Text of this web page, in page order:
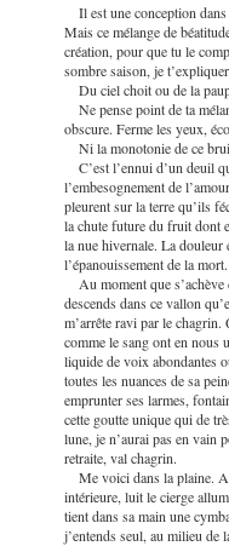
Il est une conception
Mais ce mélange de
création, pour que tu le
sombre saison, je
Du ciel choit ou de la
Ne pense point de ta
obscure. Ferme les yeux,
Ni la monotonie de ce
C’est l’ennui d’un deuil
l’embesognement de
pleurent sur la terre qu’ils
la chute future du fruit dont
la nue hivernale. La douleur
l’épanouissement de la mort.
Au moment que
descends dans ce vallon
m’arrête ravi par le chagrin.
comme le sang ont en nous
liquide de voix abondantes
toutes les nuances de sa
emprunter ses larmes,
cette goutte unique qui de
lune, je n’aurai pas en vain
retraite, val chagrin.
Me voici dans la plaine.
intérieure, luit le cierge
tient dans sa main une
j’entends seul, au milieu de